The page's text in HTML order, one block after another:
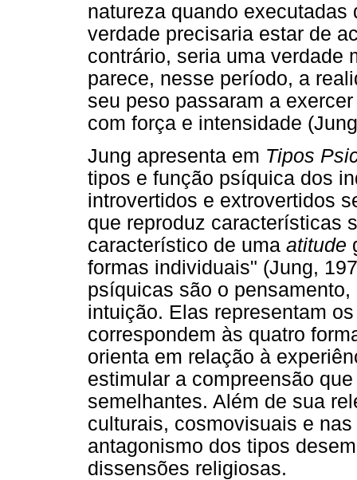
natureza quando
verdade precisaria estar de
contrário, seria uma verdade
parece, nesse período, a
seu peso passaram a
com força e intensidade
Jung apresenta em Tipos
tipos e função psíquica dos
introvertidos e extrovertidos
que reproduz características
característico de uma atitude
formas individuais" (Jung,
psíquicas são o
intuição. Elas representam
correspondem às quatro
orienta em relação à
estimular a compreensão
semelhantes. Além de sua
culturais, cosmovisuais e
antagonismo dos tipos
dissensões religiosas.